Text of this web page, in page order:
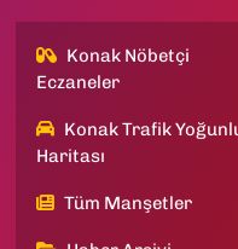
Konak Nöbetçi
Eczaneler
Konak Trafik
Haritası
Tüm Manşetler